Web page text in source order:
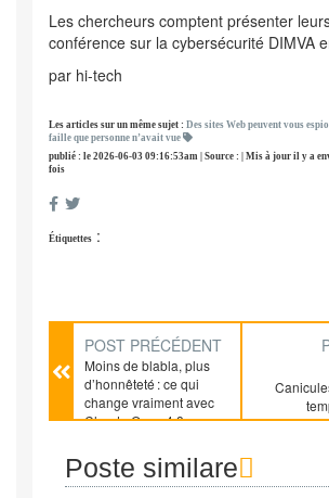
Les chercheurs comptent présenter
conférence sur la cybersécurité DIMVA
par hi-tech
Les articles sur un même sujet : Des sites Web peuvent vous
faille que personne n’avait vue
publié : le 2026-06-03 09:16:53am | Source : | Mis à jour il y a
fois
Étiquettes :
POST PRÉCÉDENT
Moins de blabla, plus
d’honnêteté : ce qui
change vraiment avec
Claude Opus 4.8
Poste similare